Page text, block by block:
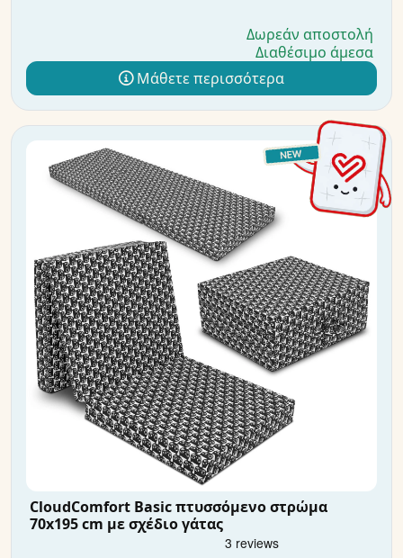
Δωρεάν αποστολή
Διαθέσιμο άμεσα
Μάθετε περισσότερα
CloudComfort Basic πτυσσόμενο στρώμα
70x195 cm με σχέδιο γάτας